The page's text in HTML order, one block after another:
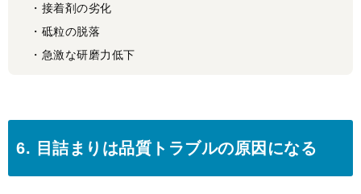
・接着剤の劣化
・砥粒の脱落
・急激な研磨力低下
6. 目詰まりは品質トラブルの原因になる